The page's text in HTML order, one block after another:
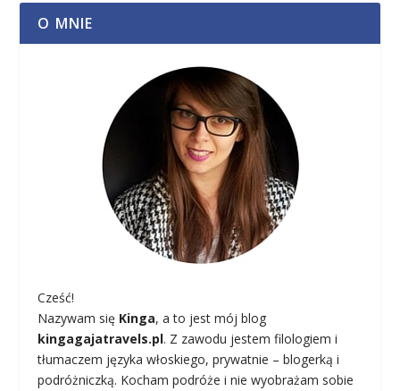
O MNIE
Cześć!
Nazywam się Kinga, a to jest mój blog
kingagajatravels.pl. Z zawodu jestem filologiem i
tłumaczem języka włoskiego, prywatnie – blogerką i
podróżniczką. Kocham podróże i nie wyobrażam sobie